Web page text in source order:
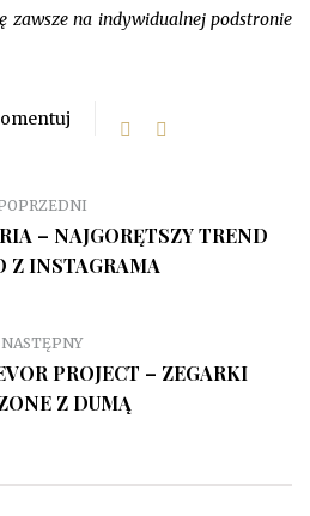
zawsze na indywidualnej podstronie
– NAJGORĘTSZY TREND
Z INSTAGRAMA
NASTĘPNY
PROJECT – ZEGARKI
Z DUMĄ